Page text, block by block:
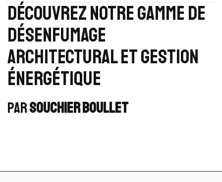
DÉCOUVREZ NOTRE GAMME DE
DÉSENFUMAGE
ARCHITECTURAL ET GESTION
ÉNERGÉTIQUE
PARSOUCHIER BOULLET